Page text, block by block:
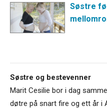
Søstre
Søstre og bestevenner
Marit Cesilie bor i dag
døtre på snart fire og ett år i